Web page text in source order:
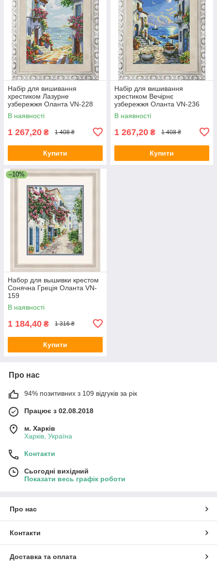
Набір для вишивання
хрестиком Лазурне
узбережжя Оланта VN-228
В наявності
1 267,20 ₴ 1 408 ₴
Купити
Набір для вишивання
хрестиком Вечірнє
узбережжя Оланта VN-236
В наявності
1 267,20 ₴ 1 408 ₴
Купити
–10%
Набор для вышивки крестом
Сонячна Греція Оланта VN-
159
В наявності
1 184,40 ₴ 1 316 ₴
Купити
Про нас
94% позитивних з 109 відгуків за рік
Працює з 02.08.2018
м. Харків
Харків, Україна
Контакти
Сьогодні вихідний
Показати весь графік роботи
Про нас
Контакти
Доставка та оплата